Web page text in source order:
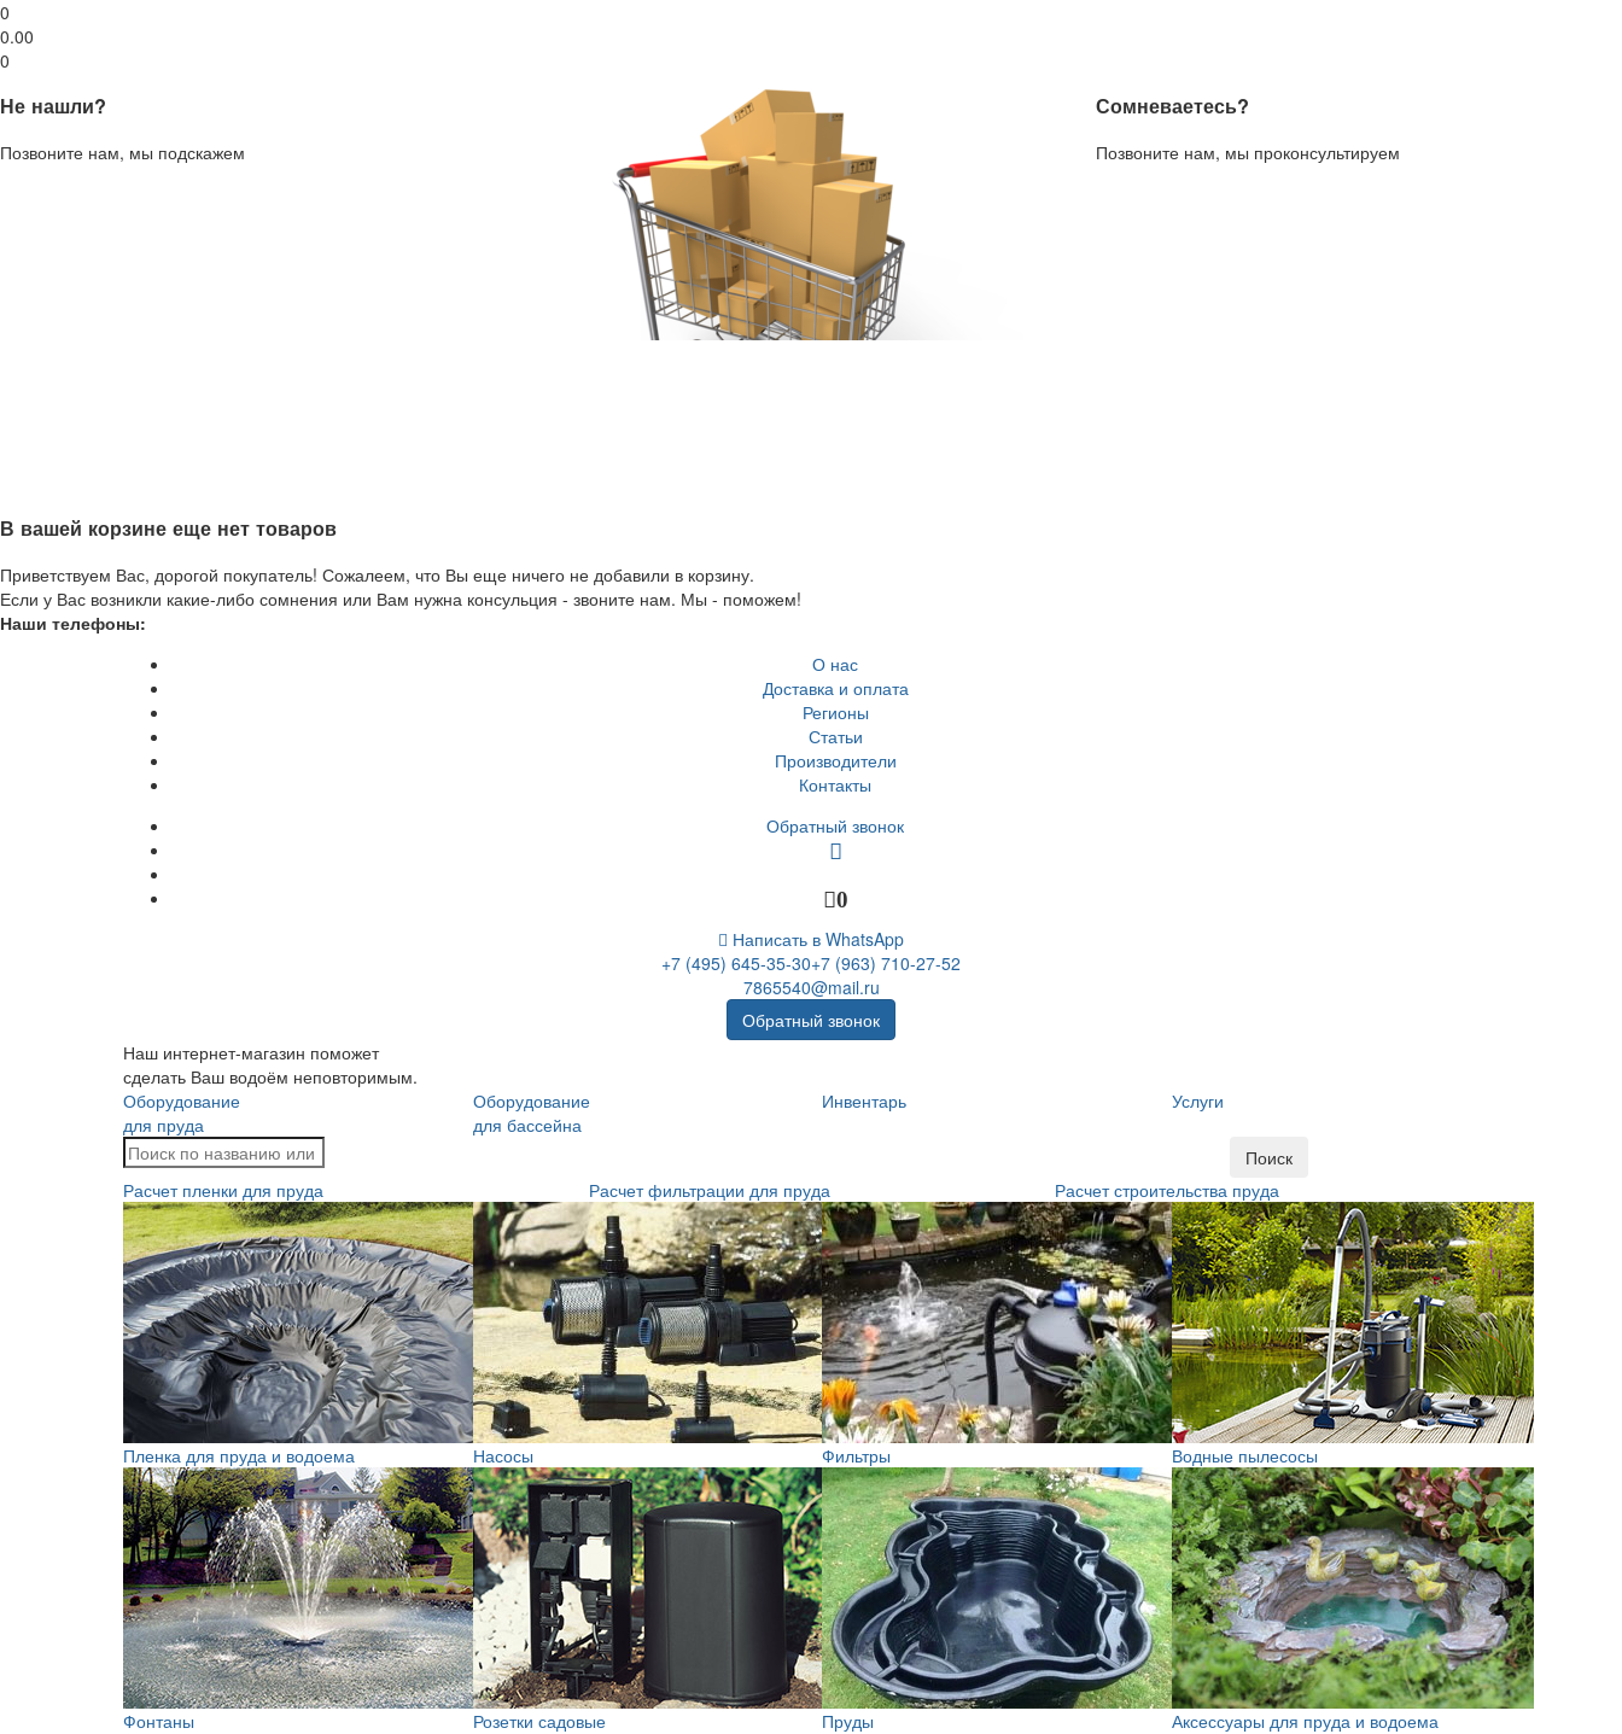
0
0.00
0
Не нашли?
Позвоните нам, мы подскажем
Сомневаетесь?
Позвоните нам, мы проконсультируем
В вашей корзине еще нет товаров
Приветствуем Вас, дорогой покупатель! Сожалеем, что Вы еще ничего не добавили в корзину.
Если у Вас возникли какие-либо сомнения или Вам нужна консульция - звоните нам. Мы - поможем!
Наши телефоны:
О нас
Доставка и оплата
Регионы
Статьи
Производители
Контакты
Обратный звонок
0
Написать в WhatsApp
+7 (495) 645-35-30+7 (963) 710-27-52
7865540@mail.ru
Обратный звонок
Наш интернет-магазин поможет
сделать Ваш водоём неповторимым.
Оборудование
для пруда
Оборудование
для бассейна
Инвентарь Услуги
Поиск
Расчет пленки для пруда
Расчет фильтрации для пруда Расчет строительства пруда
Пленка для пруда и водоема Насосы Фильтры Водные пылесосы
Фонтаны Розетки садовые Пруды
Аксессуары для пруда и водоема